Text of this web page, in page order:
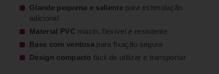
Glande pequena e saliente para estimulação
adicional
Material PVC macio, flexível e resistente
Base com ventosa para fixação segura
Design compacto fácil de utilizar e transportar